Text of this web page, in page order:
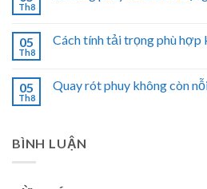
Th8
05
Th8
Cách tính tải trọng phù hợp
05
Th8
Quay rót phuy không còn
BÌNH LUẬN